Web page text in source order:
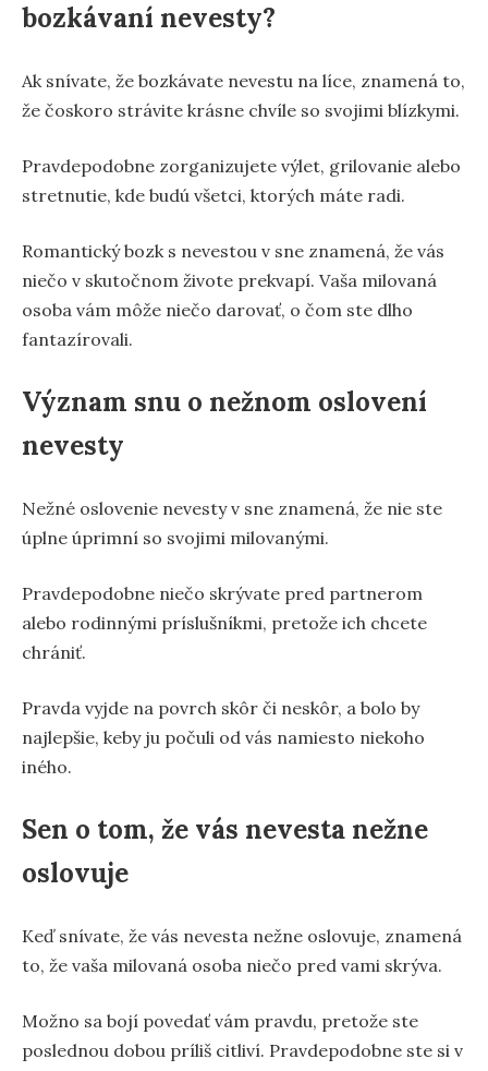
bozkávaní nevesty?
Ak snívate, že bozkávate nevestu na líce, znamená to,
že čoskoro strávite krásne chvíle so svojimi blízkymi.
Pravdepodobne zorganizujete výlet, grilovanie alebo
stretnutie, kde budú všetci, ktorých máte radi.
Romantický bozk s nevestou v sne znamená, že vás
niečo v skutočnom živote prekvapí. Vaša milovaná
osoba vám môže niečo darovať, o čom ste dlho
fantazírovali.
Význam snu o nežnom oslovení
nevesty
Nežné oslovenie nevesty v sne znamená, že nie ste
úplne úprimní so svojimi milovanými.
Pravdepodobne niečo skrývate pred partnerom
alebo rodinnými príslušníkmi, pretože ich chcete
chrániť.
Pravda vyjde na povrch skôr či neskôr, a bolo by
najlepšie, keby ju počuli od vás namiesto niekoho
iného.
Sen o tom, že vás nevesta nežne
oslovuje
Keď snívate, že vás nevesta nežne oslovuje, znamená
to, že vaša milovaná osoba niečo pred vami skrýva.
Možno sa bojí povedať vám pravdu, pretože ste
poslednou dobou príliš citliví. Pravdepodobne ste si v